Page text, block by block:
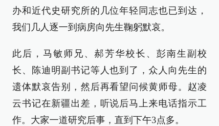
办和近代史研究所的几位年轻同志也已到达，
我们几人逐一到病房向先生鞠躬默哀。
此后，马敏师兄、郝芳华校长、彭南生副校
长、陈迪明副书记等人也到了，众人向先生的
遗体默哀告别，然后再看望问候黄师母。赵凌
云书记在新疆出差，听说后马上来电话指示工
作。大家一道研究后事，直到下午3点多。